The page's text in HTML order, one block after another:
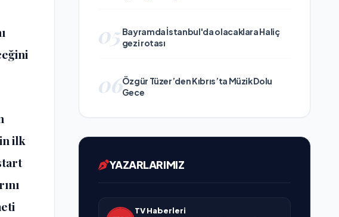
ilk
05 Bayramda İstanbul'da olacaklara Haliç
gezi rotası
06Özgür Tüzer’den Kıbrıs’ta Müzik Dolu
Gece
YAZARLARIMIZ
TV Haberleri